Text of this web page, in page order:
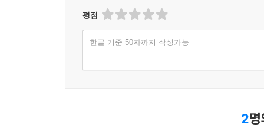
평점
한글 기준 50자까지 작성가능
2